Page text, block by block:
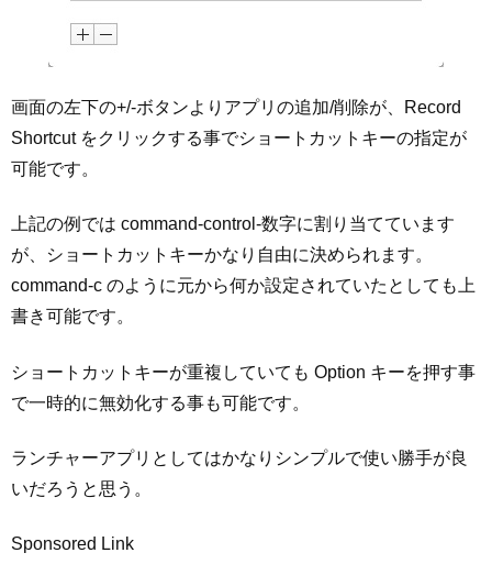
画面の左下の+/-ボタンよりアプリの追加/削除が、Record
Shortcut をクリックする事でショートカットキーの指定が
可能です。
上記の例では command-control-数字に割り当てています
が、ショートカットキーかなり自由に決められます。
command-c のように元から何か設定されていたとしても上
書き可能です。
ショートカットキーが重複していても Option キーを押す事
で一時的に無効化する事も可能です。
ランチャーアプリとしてはかなりシンプルで使い勝手が良
いだろうと思う。
Sponsored Link